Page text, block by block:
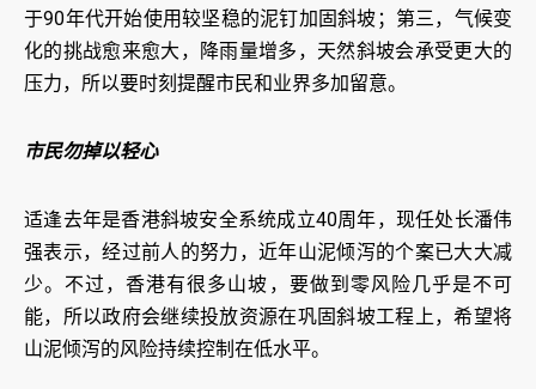
于90年代开始使用较坚稳的泥钉加固斜坡；第三，气候变
化的挑战愈来愈大，降雨量增多，天然斜坡会承受更大的
压力，所以要时刻提醒市民和业界多加留意。
市民勿掉以轻心
适逢去年是香港斜坡安全系统成立40周年，现任处长潘伟
强表示，经过前人的努力，近年山泥倾泻的个案已大大减
少。不过，香港有很多山坡，要做到零风险几乎是不可
能，所以政府会继续投放资源在巩固斜坡工程上，希望将
山泥倾泻的风险持续控制在低水平。